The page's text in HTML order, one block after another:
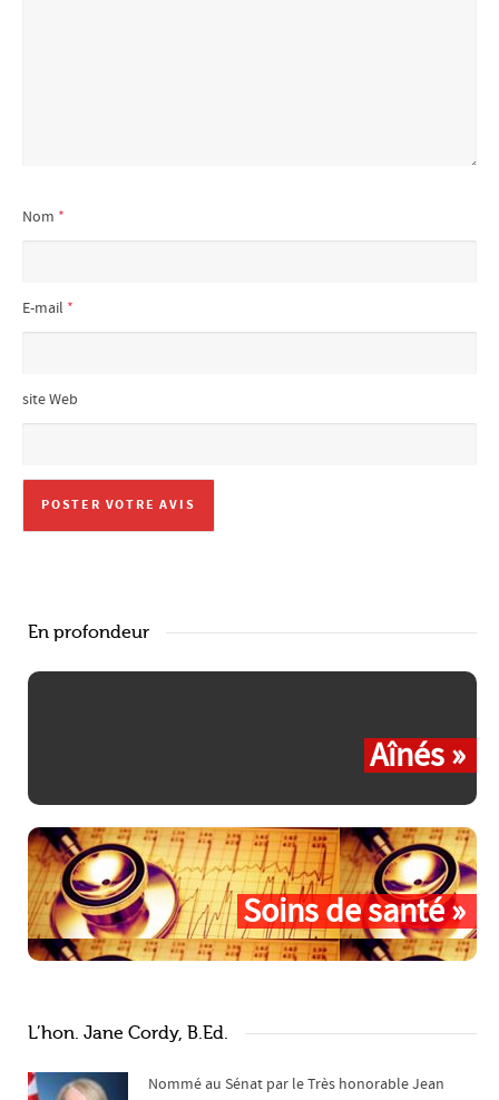
Nom *
E-mail *
site Web
En profondeur
Aînés »
Soins de santé »
L’hon. Jane Cordy, B.Ed.
Nommé au Sénat par le Très honorable Jean